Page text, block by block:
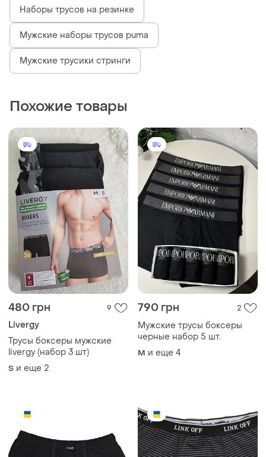
Наборы трусов на резинке
Мужские наборы трусов puma
Мужские трусики стринги
Похожие товары
480 грн 9
Livergy
Трусы боксеры мужские
livergy (набор 3 шт)
S и еще 2
790 грн 2
Мужские трусы боксеры
черные набор 5 шт.
M и еще 4